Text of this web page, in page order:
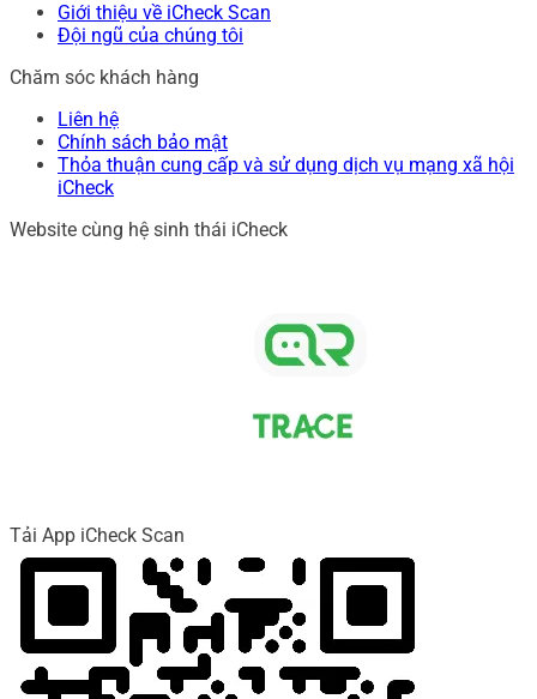
Giới thiệu về iCheck Scan
Đội ngũ của chúng tôi
Chăm sóc khách hàng
Liên hệ
Chính sách bảo mật
Thỏa thuận cung cấp và sử dụng dịch vụ mạng xã hội
iCheck
Website cùng hệ sinh thái iCheck
Tải App iCheck Scan